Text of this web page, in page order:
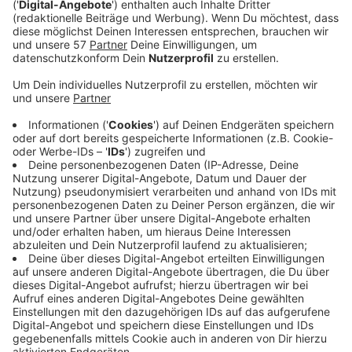
aus, dass ein flächendeckendes Dieselfahrverbot für
die Stadt vom Tisch ist.
Das hat er Antenne AC am Donnerstag beim
gesagt.
Es habe sich inzwischen durchgesetzt, dass die Werte
in die richtige Richtung gehen und dass Aachen nicht
mehr auf der Liste der kritischen Städte steht. Aachen
habe nur noch in einzelnen Bereichen Aufgaben vor
sich, wo es noch besser werden müsse, so der OB.
Deswegen glaubt er, dass Dieselfahrverbote auf
bestimmten Flächen nicht mehr zur Debatte stehen.
Man unterhalte sich nur noch über Details und komme
"Gottseidank" weg von der NO2-Diskussion und hin zu
einer ganzheitlicheren Betrachtung von
Mobilitätsplanung.
Im letzten Jahr haben sich in Aachen die Messwerte